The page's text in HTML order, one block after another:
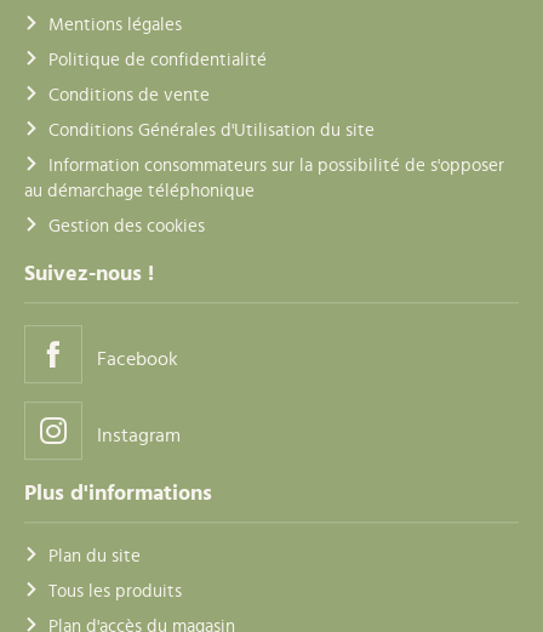
Mentions légales
Politique de confidentialité
Conditions de vente
Conditions Générales d'Utilisation du site
Information consommateurs sur la possibilité de s'opposer
au démarchage téléphonique
Gestion des cookies
Suivez-nous !
Facebook
Instagram
Plus d'informations
Plan du site
Tous les produits
Plan d'accès du magasin